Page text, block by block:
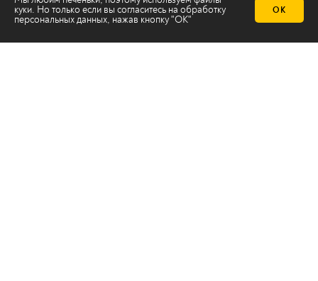
куки. Но только если вы согласитесь на обработку
персональных данных, нажав кнопку "ОК"
ОК